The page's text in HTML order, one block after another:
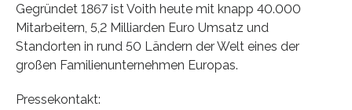
Gegründet 1867 ist Voith heute mit knapp 40.000
Mitarbeitern, 5,2 Milliarden Euro Umsatz und
Standorten in rund 50 Ländern der Welt eines der
großen Familienunternehmen Europas.
Pressekontakt: